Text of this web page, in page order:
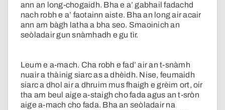
ann an long-chogaidh. Bha e a’ gabhail fadachd
nach robh e a’ faotainn aiste. Bha an long air acair
ann am bàgh latha a bha seo. Smaoinich an
seòladair gun snàmhadh e gu tìr.
Leum e a-mach. Cha robh e fad’ air an t-snàmh
nuair a thàinig siarc as a dhèidh. Nise, feumaidh
siarc a dhol air a dhruim mus fhaigh e grèim ort, oir
tha am beul aige a-staigh cho fada agus an t-sròn
aige a-mach cho fada. Bha an seòladair na